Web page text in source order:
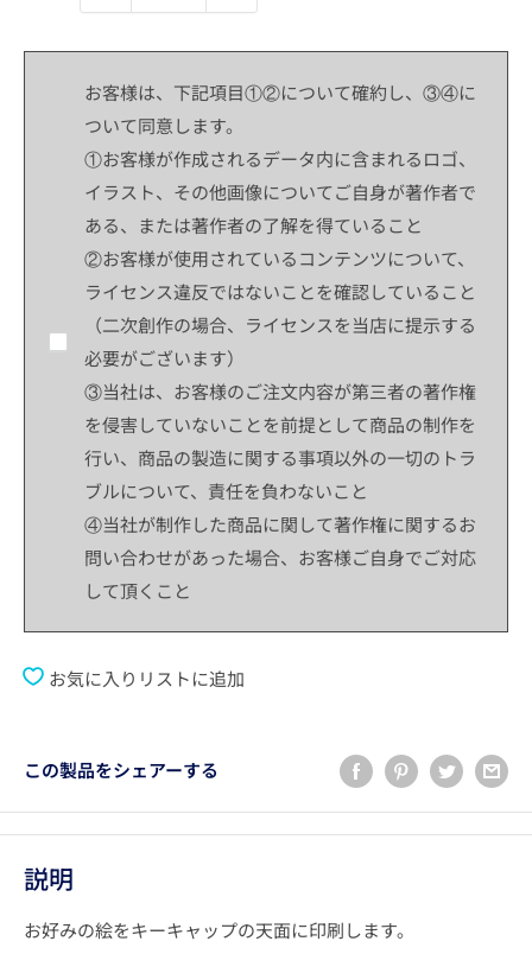
お客様は、下記項目①②について確約し、③④に
ついて同意します。
①お客様が作成されるデータ内に含まれるロゴ、
イラスト、その他画像についてご自身が著作者で
ある、または著作者の了解を得ていること
②お客様が使用されているコンテンツについて、
ライセンス違反ではないことを確認していること
（二次創作の場合、ライセンスを当店に提示する
必要がございます）
③当社は、お客様のご注文内容が第三者の著作権
を侵害していないことを前提として商品の制作を
行い、商品の製造に関する事項以外の一切のトラ
ブルについて、責任を負わないこと
④当社が制作した商品に関して著作権に関するお
問い合わせがあった場合、お客様ご自身でご対応
して頂くこと
お気に入りリストに追加
この製品をシェアーする
説明
お好みの絵をキーキャップの天面に印刷します。